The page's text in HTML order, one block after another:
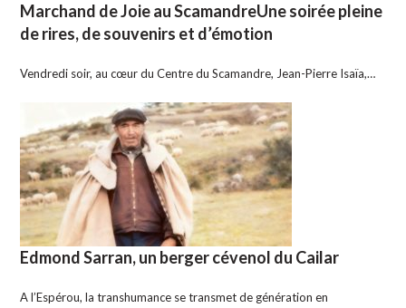
Marchand de Joie au ScamandreUne soirée pleine
de rires, de souvenirs et d’émotion
Vendredi soir, au cœur du Centre du Scamandre, Jean-Pierre Isaïa,…
Edmond Sarran, un berger cévenol du Cailar
A l’Espérou, la transhumance se transmet de génération en